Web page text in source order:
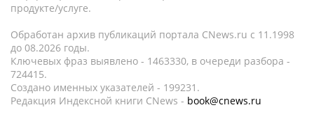
продукте/услуге.
Обработан архив публикаций портала CNews.ru c 11.1998
до 08.2026 годы.
Ключевых фраз выявлено - 1463330, в очереди разбора -
724415.
Создано именных указателей - 199231.
Редакция Индексной книги CNews - book@cnews.ru